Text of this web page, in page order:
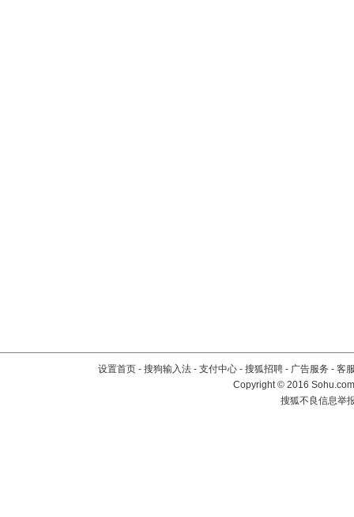
设置首页 - 搜狗输入法 - 支付中心 - 搜狐招聘 - 广告服务 - 客
Copyright©2016
搜狐不良信息举